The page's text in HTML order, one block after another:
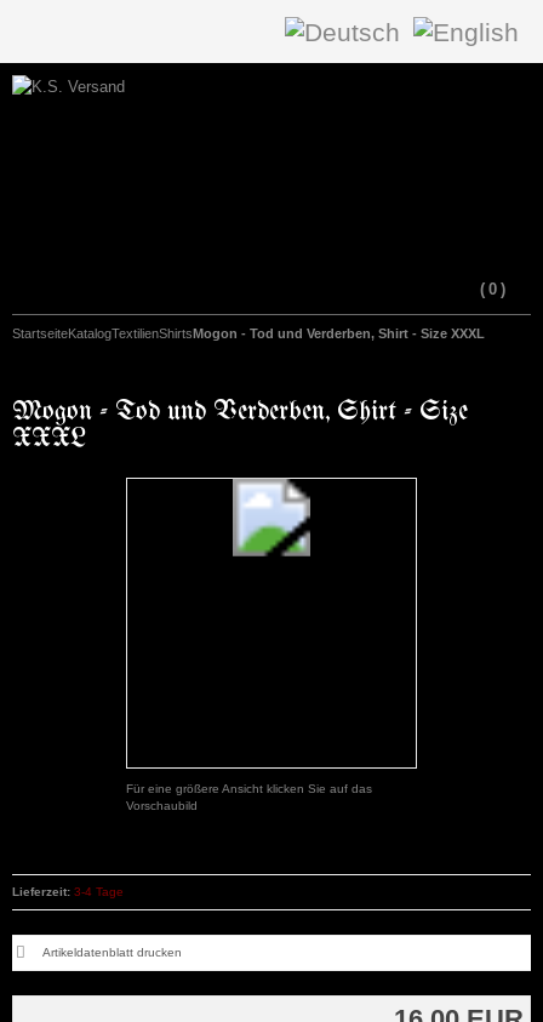
( 0 )
StartseiteKatalogTextilienShirtsMogon - Tod und Verderben, Shirt - Size XXXL
Mogon - Tod und Verderben, Shirt - Size
XXXL
Für eine größere Ansicht klicken Sie auf das
Vorschaubild
Lieferzeit: 3-4 Tage
Artikeldatenblatt drucken